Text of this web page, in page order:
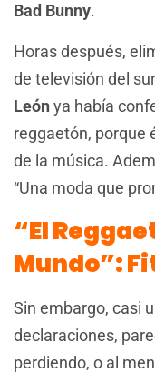
Bad Bunny.
Horas después,
de televisión del
Leónya había
reggaetón, porque
de la música.
“Una moda que
“El
Mundo”:
Sin embargo, casi
declaraciones,
perdiendo, o al